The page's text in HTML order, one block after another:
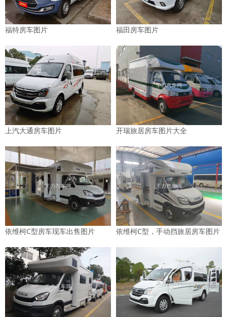
福特房车图片 福田房车图片
上汽大通房车图片 开瑞旅居房车图片大全
依维柯C型房车现车出售图片 依维柯C型，手动挡旅居房车图片